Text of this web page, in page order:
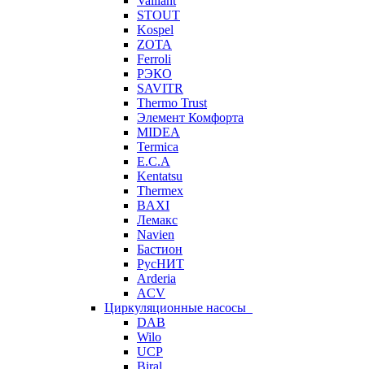
STOUT
Kospel
ZOTA
Ferroli
РЭКО
SAVITR
Thermo Trust
Элемент Комфорта
MIDEA
Termica
E.C.A
Kentatsu
Thermex
BAXI
Лемакс
Navien
Бастион
РусНИТ
Arderia
ACV
Циркуляционные насосы
DAB
Wilo
UCP
Biral